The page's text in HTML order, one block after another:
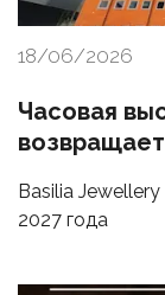
18/06/2026
Часовая
Basilia
2027 года